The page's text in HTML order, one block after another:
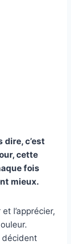
dire, c’est
cette
fois
mieux.
l’apprécier,
décident